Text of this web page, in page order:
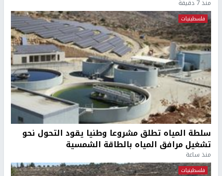
منذ 7 دقيقة
فلسطينيات
سلطة المياه تطلق مشروعا وطنيا يقود التحول نحو
تشغيل مرافق المياه بالطاقة الشمسية
منذ ساعة
فلسطينيات